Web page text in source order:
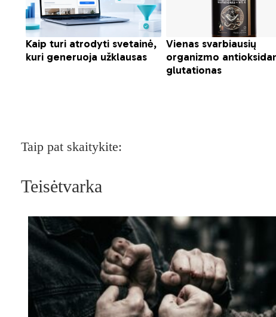
Taip pat skaitykite:
Teisėtvarka